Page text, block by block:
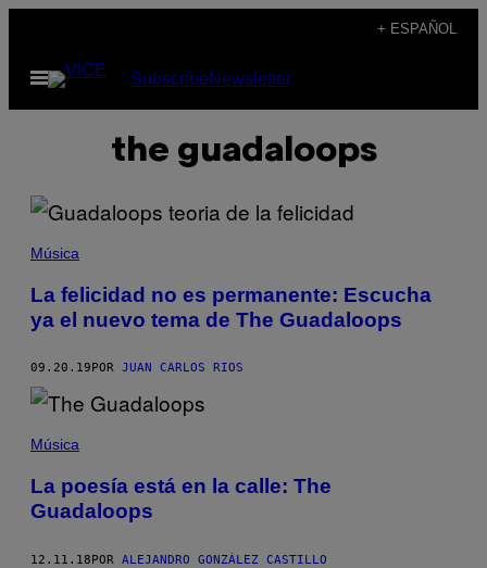
contenido
+ ESPAÑOL
Abrir
Menú
SubscribeNewsletter
the guadaloops
Música
La felicidad no es permanente: Escucha
ya el nuevo tema de The Guadaloops
09.20.19 POR JUAN CARLOS RIOS
Música
La poesía está en la calle: The
Guadaloops
12.11.18POR ALEJANDRO GONZÁLEZ CASTILLO